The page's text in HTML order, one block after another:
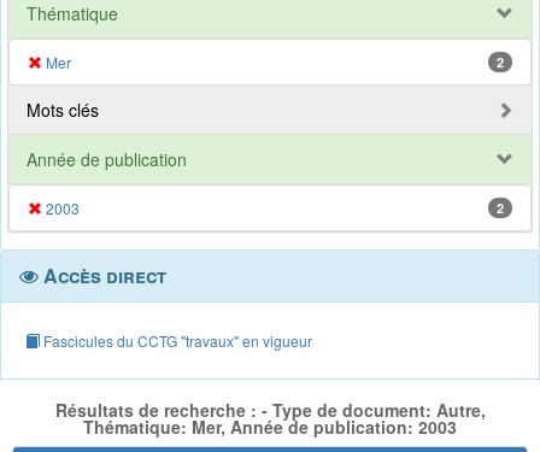
Thématique
Mer 2
Mots clés
Année de publication
2003 2
Accès direct
Fascicules du CCTG "travaux" en vigueur
Résultats de recherche : - Type de document: Autre,
Thématique: Mer, Année de publication: 2003